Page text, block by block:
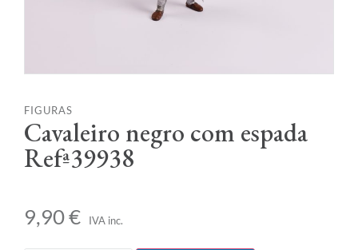
FIGURAS
Cavaleiro negro com espada
Refª39938
9,90€ IVA inc.